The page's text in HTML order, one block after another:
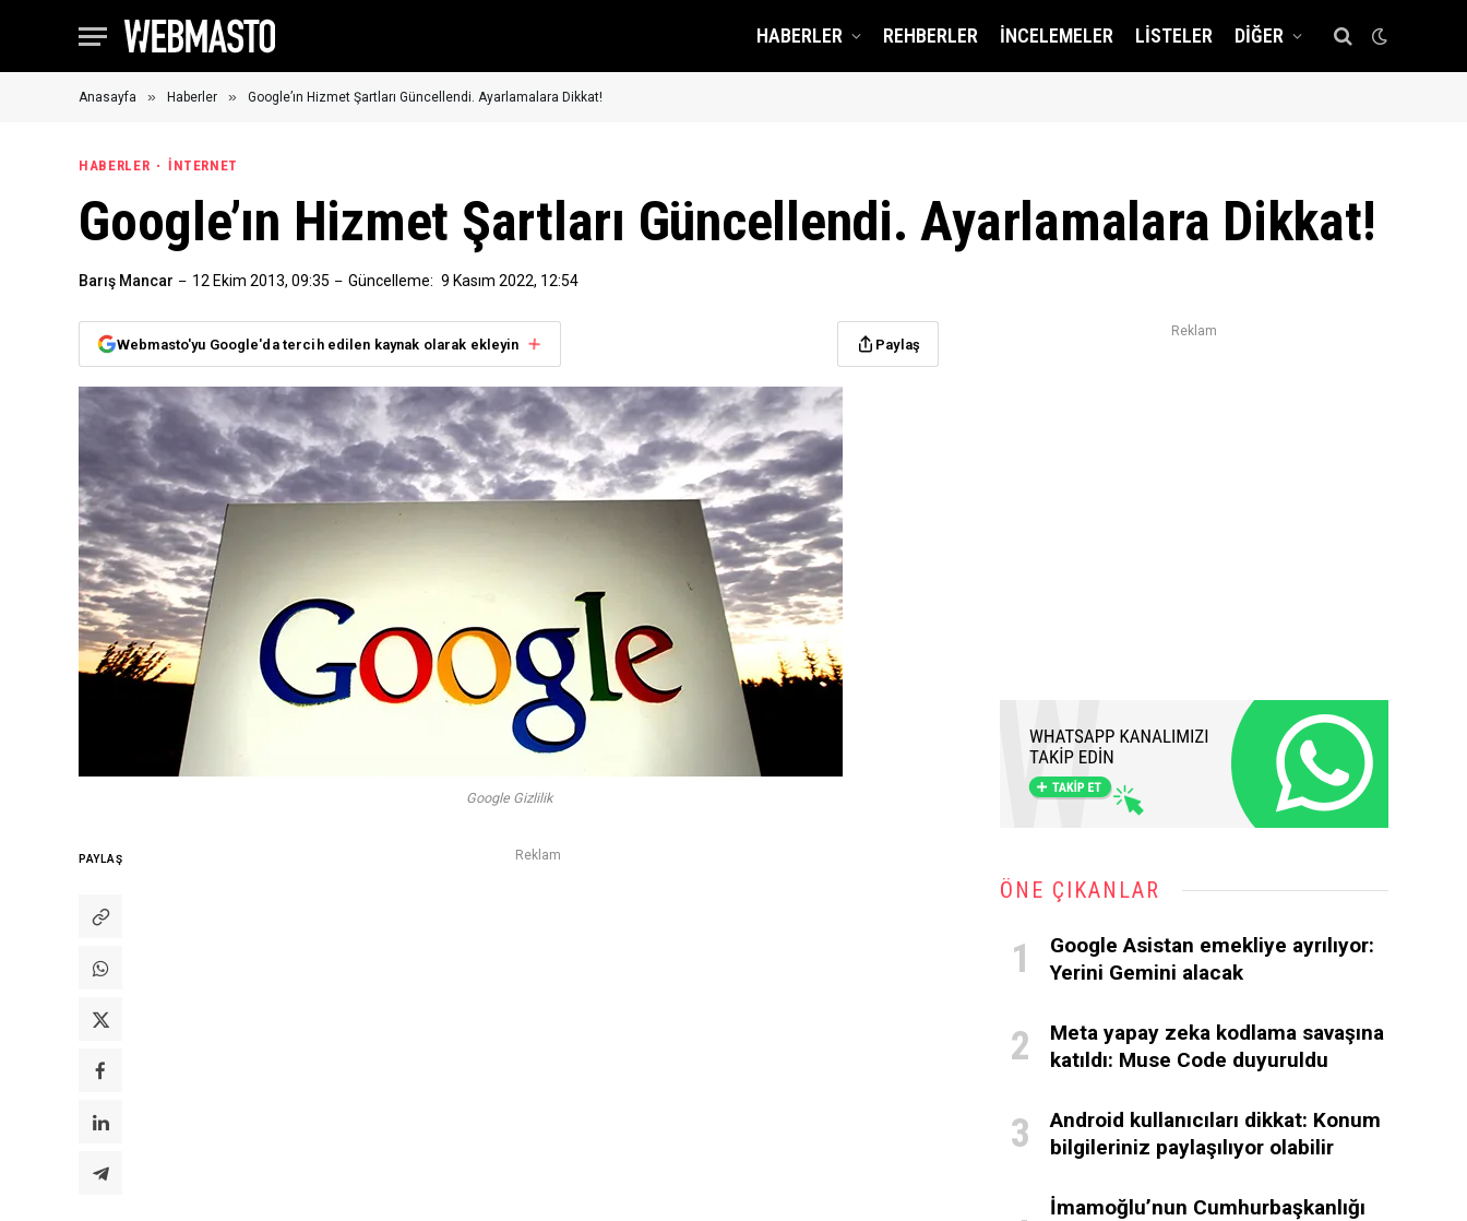
HABERLER REHBERLER İNCELEMELER LISTELER DIĞER
Anasayfa » Haberler » Google’ın Hizmet Şartları Güncellendi. Ayarlamalara Dikkat!
HABERLER İNTERNET
Google’ın Hizmet Şartları Güncellendi. Ayarlamalara Dikkat!
Barış Mancar 12 Ekim 2013, 09:35 Güncelleme: 9 Kasım 2022, 12:54
Webmasto'yu Google'da tercih edilen kaynak olarak ekleyin Paylaş
Google Gizlilik
PAYLAŞ Reklam
Reklam
ÖNE ÇIKANLAR
Google Asistan emekliye ayrılıyor:
Yerini Gemini alacak
Meta yapay zeka kodlama savaşına
katıldı: Muse Code duyuruldu
Android kullanıcıları dikkat: Konum
bilgileriniz paylaşılıyor olabilir
İmamoğlu’nun Cumhurbaşkanlığı